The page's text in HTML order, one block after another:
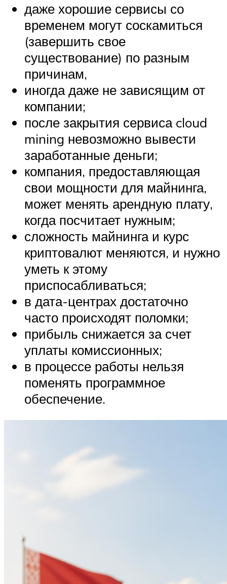
даже хорошие сервисы со
временем могут соскамиться
(завершить свое
существование) по разным
причинам,
иногда даже не зависящим от
компании;
после закрытия сервиса cloud
mining невозможно вывести
заработанные деньги;
компания, предоставляющая
свои мощности для майнинга,
может менять арендную плату,
когда посчитает нужным;
сложность майнинга и курс
криптовалют меняются, и нужно
уметь к этому
приспосабливаться;
в дата-центрах достаточно
часто происходят поломки;
прибыль снижается за счет
уплаты комиссионных;
в процессе работы нельзя
поменять программное
обеспечение.